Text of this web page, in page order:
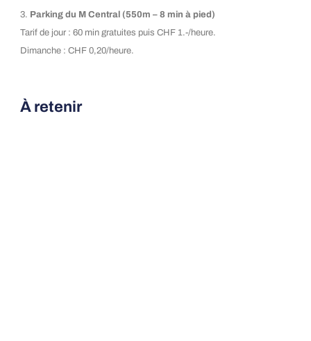
3. Parking du M Central (550m – 8 min à pied)
Tarif de jour : 60 min gratuites puis CHF 1.-/heure.
Dimanche : CHF 0,20/heure.
À retenir